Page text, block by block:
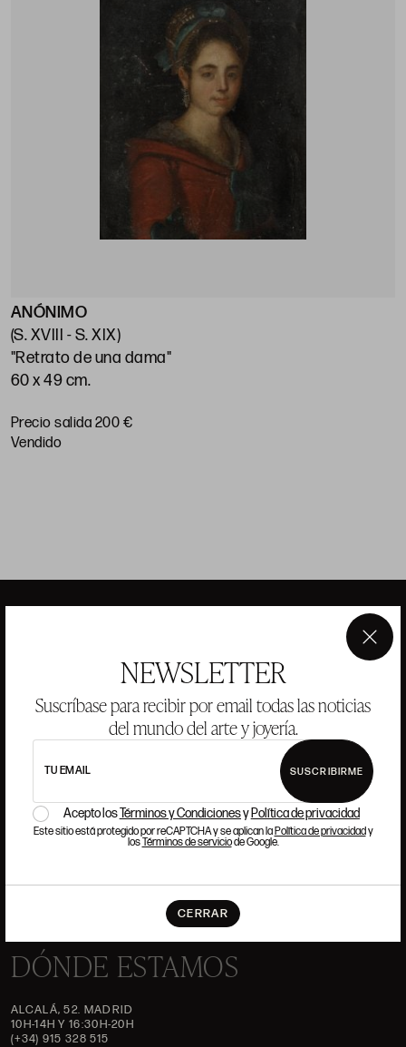
NEWSLETTER
Suscríbase para recibir por email todas las noticias
del mundo del arte y joyería.
TU EMAIL SUSCRIBIRME
Acepto losTérminos y Condicionesy Política de privacidad
Este sitio está protegido por reCAPTCHA y se aplican laPolítica de privacidady
losTérminos de serviciode Google.
CERRAR
×
ANÓNIMO
(S. XVIII - S. XIX)
"Retrato de una dama"
60 x 49 cm.
Precio salida 200 €
vendido
ANSORENA
HISTORIA
ANSORENA
JOYERÍA
SUBASTAS
VALORACIONES
PREGUNTAS FRECUENTES
DÓNDE ESTAMOS
ALCALÁ, 52. MADRID
10H-14H Y 16:30H-20H
(+34) 915 328 515